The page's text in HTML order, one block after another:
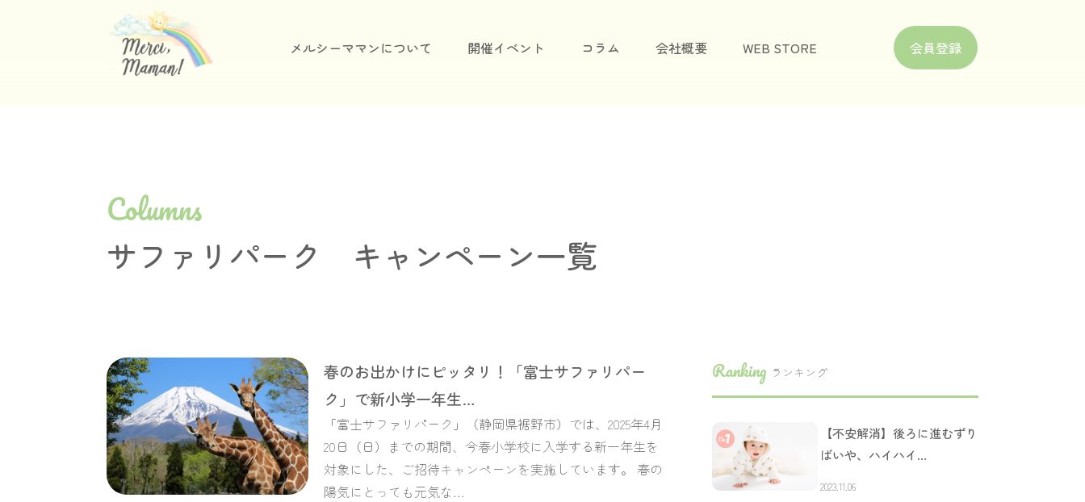
メルシーママンについて 開催イベント コラム 会社概要 WEB STORE 会員登録
Columns
サファリパーク キャンペーン一覧
春のお出かけにピッタリ！「富士サファリパー
ク」で新小学一年生…
「富士サファリパーク」（静岡県裾野市）では、2025年4月
20日（日）までの期間、今春小学校に入学する新一年生を
対象にした、ご招待キャンペーンを実施しています。 春の
陽気にとっても元気な…
Ranking ランキング
【不安解消】後ろに進むずり
ばいや、ハイハイ…
2023.11.06